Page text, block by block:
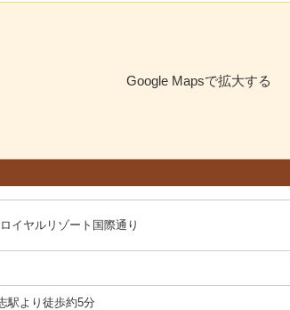
Google Mapsで拡大する
イヤルリゾート国際通り
駅より徒歩約5分